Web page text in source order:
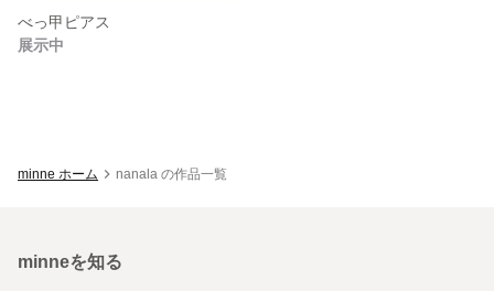
べっ甲ピアス
展示中
minne ホーム nanala の作品一覧
minneを知る